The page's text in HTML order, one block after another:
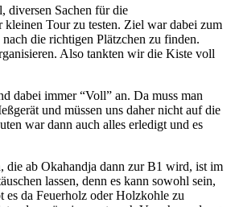
diversen Sachen für die
Tour zu testen. Ziel war dabei zum
die richtigen Plätzchen zu finden.
Also tankten wir die Kiste voll
dabei immer “Voll” an. Da muss man
und müssen uns daher nicht auf die
war dann auch alles erledigt und es
die ab Okahandja dann zur B1 wird, ist im
lassen, denn es kann sowohl sein,
es da Feuerholz oder Holzkohle zu